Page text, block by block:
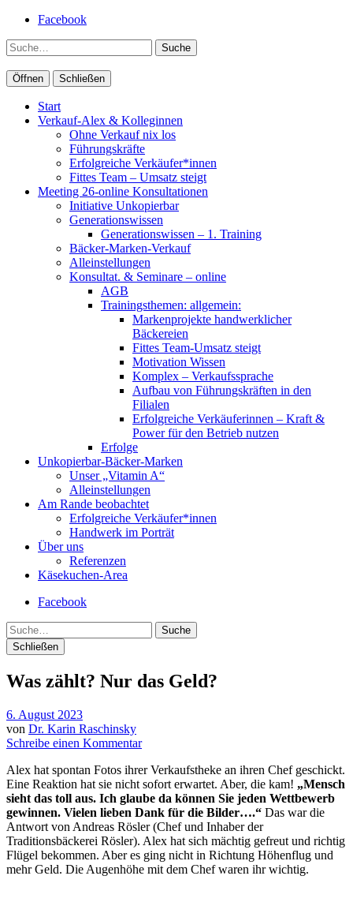
Facebook
Suche
Öffnen Schließen
Start
Verkauf-Alex & Kolleginnen
Ohne Verkauf nix los
Führungskräfte
Erfolgreiche Verkäufer*innen
Fittes Team – Umsatz steigt
Meeting 26-online Konsultationen
Initiative Unkopierbar
Generationswissen
Generationswissen – 1. Training
Bäcker-Marken-Verkauf
Alleinstellungen
Konsultat. & Seminare – online
AGB
Trainingsthemen: allgemein:
Markenprojekte handwerklicher
Bäckereien
Fittes Team-Umsatz steigt
Motivation Wissen
Komplex – Verkaufssprache
Aufbau von Führungskräften in den
Filialen
Erfolgreiche Verkäuferinnen – Kraft &
Power für den Betrieb nutzen
Erfolge
Unkopierbar-Bäcker-Marken
Unser „Vitamin A“
Alleinstellungen
Am Rande beobachtet
Erfolgreiche Verkäufer*innen
Handwerk im Porträt
Über uns
Referenzen
Käsekuchen-Area
Facebook
Suche
Schließen
Was zählt? Nur das Geld?
6. August 2023
von Dr. Karin Raschinsky
Schreibe einen Kommentar
Alex hat spontan Fotos ihrer Verkaufstheke an ihren Chef geschickt.
Eine Reaktion hat sie nicht sofort erwartet. Aber, die kam! „Mensch
sieht das toll aus. Ich glaube da können Sie jeden Wettbewerb
gewinnen. Vielen lieben Dank für die Bilder….“ Das war die
Antwort von Andreas Rösler (Chef und Inhaber der
Traditionsbäckerei Rösler). Alex hat sich mächtig gefreut und richtig
Flügel bekommen. Aber es ging nicht in Richtung Höhenflug und
mehr Geld. Die Augenhöhe mit dem Chef waren ihr wichtig.